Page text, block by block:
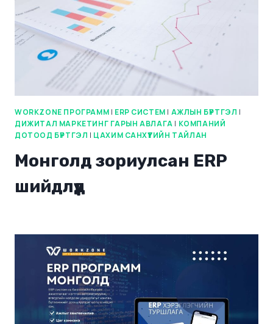
WORKZONE ПРОГРАММ | ERP СИСТЕМ | АЖЛЫН БҮРТГЭЛ |
ДИЖИТАЛ МАРКЕТИНГ ГАРЫН АВЛАГА | КОМПАНИЙ
ДОТООД БҮРТГЭЛ | ЦАХИМ САНХҮҮГИЙН ТАЙЛАН
Монголд зориулсан ERP
шийдлүүд